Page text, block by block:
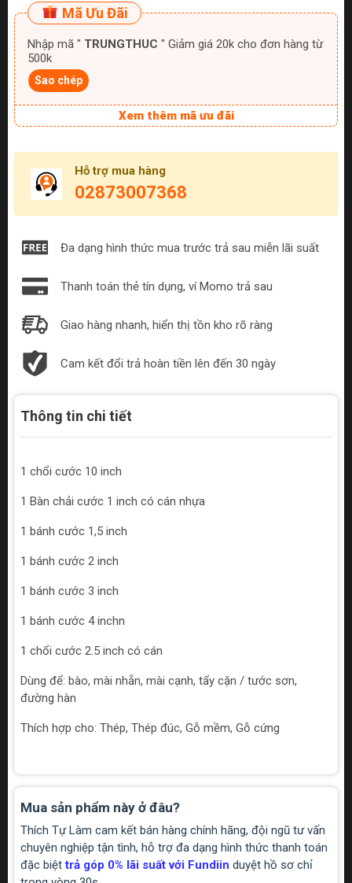
Mã Ưu Đãi
Nhập mã " TRUNGTHUC " Giảm giá 20k cho đơn hàng từ
500k
Sao chép
Xem thêm mã ưu đãi
Hỗ trợ mua hàng
02873007368
Đa dạng hình thức mua trước trả sau miễn lãi suất
Thanh toán thẻ tín dụng, ví Momo trả sau
Giao hàng nhanh, hiển thị tồn kho rõ ràng
Cam kết đổi trả hoàn tiền lên đến 30 ngày
Thông tin chi tiết
1 chổi cước 10 inch
1 Bàn chải cước 1 inch có cán nhựa
1 bánh cước 1,5 inch
1 bánh cước 2 inch
1 bánh cước 3 inch
1 bánh cước 4 inchn
1 chổi cước 2.5 inch có cán
Dùng để: bào, mài nhẵn, mài cạnh, tẩy cặn / tước sơn,
đường hàn
Thích hợp cho: Thép, Thép đúc, Gỗ mềm, Gỗ cứng
Mua sản phẩm này ở đâu?
Thích Tự Làm cam kết bán hàng chính hãng, đội ngũ tư vấn
chuyên nghiệp tận tình, hỗ trợ đa dạng hình thức thanh toán
đặc biệttrả góp 0% lãi suất với Fundiin duyệt hồ sơ chỉ